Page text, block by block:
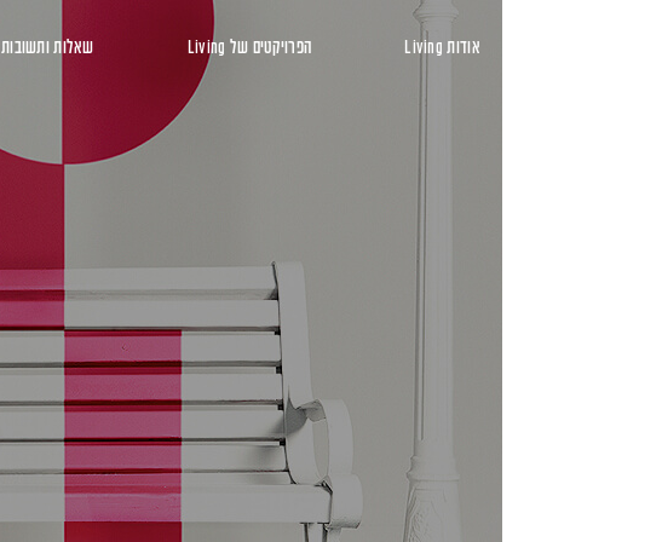
אודות Living הפרויקטים של Living שאלות ותשובות